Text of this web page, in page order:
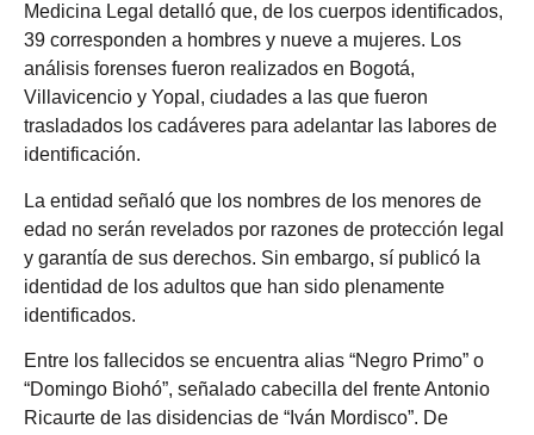
Medicina Legal detalló que, de los cuerpos identificados,
39 corresponden a hombres y nueve a mujeres. Los
análisis forenses fueron realizados en Bogotá,
Villavicencio y Yopal, ciudades a las que fueron
trasladados los cadáveres para adelantar las labores de
identificación.
La entidad señaló que los nombres de los menores de
edad no serán revelados por razones de protección legal
y garantía de sus derechos. Sin embargo, sí publicó la
identidad de los adultos que han sido plenamente
identificados.
Entre los fallecidos se encuentra alias “Negro Primo” o
“Domingo Biohó”, señalado cabecilla del frente Antonio
Ricaurte de las disidencias de “Iván Mordisco”. De